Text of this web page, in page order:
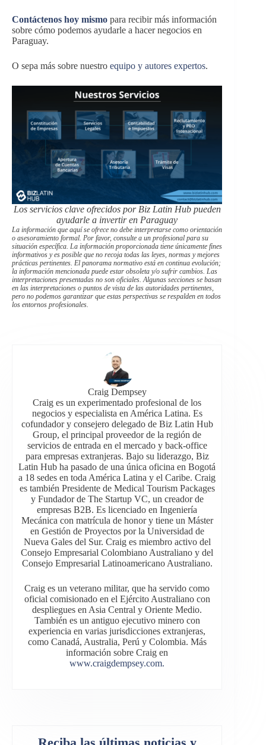
Contáctenos hoy mismo para recibir más información
sobre cómo podemos ayudarle a hacer negocios en
Paraguay.
O sepa más sobre nuestro equipo y autores expertos.
Los servicios clave ofrecidos por Biz Latin Hub pueden
ayudarle a invertir en Paraguay
La información que aquí se ofrece no debe interpretarse como orientación
o asesoramiento formal. Por favor, consulte a un profesional para su
situación específica. La información proporcionada tiene únicamente fines
informativos y es posible que no recoja todas las leyes, normas y mejores
prácticas pertinentes. El panorama normativo está en continua evolución;
la información mencionada puede estar obsoleta y/o sufrir cambios. Las
interpretaciones presentadas no son oficiales. Algunas secciones se basan
en las interpretaciones o puntos de vista de las autoridades pertinentes,
pero no podemos garantizar que estas perspectivas se respalden en todos
los entornos profesionales.
Craig Dempsey
Craig es un experimentado profesional de los
negocios y especialista en América Latina. Es
cofundador y consejero delegado de Biz Latin Hub
Group, el principal proveedor de la región de
servicios de entrada en el mercado y back-office
para empresas extranjeras. Bajo su liderazgo, Biz
Latin Hub ha pasado de una única oficina en Bogotá
a 18 sedes en toda América Latina y el Caribe. Craig
es también Presidente de Medical Tourism Packages
y Fundador de The Startup VC, un creador de
empresas B2B. Es licenciado en Ingeniería
Mecánica con matrícula de honor y tiene un Máster
en Gestión de Proyectos por la Universidad de
Nueva Gales del Sur. Craig es miembro activo del
Consejo Empresarial Colombiano Australiano y del
Consejo Empresarial Latinoamericano Australiano.
Craig es un veterano militar, que ha servido como
oficial comisionado en el Ejército Australiano con
despliegues en Asia Central y Oriente Medio.
También es un antiguo ejecutivo minero con
experiencia en varias jurisdicciones extranjeras,
como Canadá, Australia, Perú y Colombia. Más
información sobre Craig en
www.craigdempsey.com.